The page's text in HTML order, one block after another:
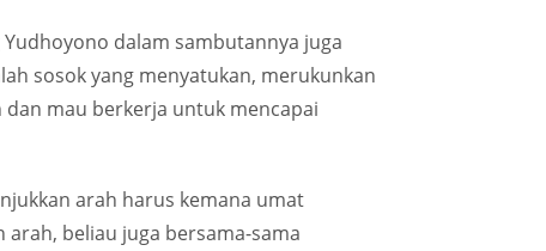
dalam sambutannya juga
sosok yang menyatukan, merukunkan
mau berkerja untuk mencapai
arah harus kemana umat
arah, beliau juga bersama-sama